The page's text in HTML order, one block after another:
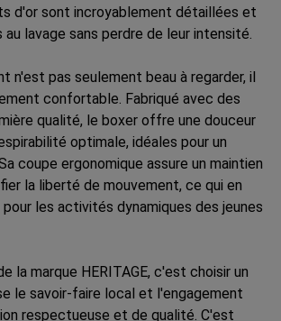
d'or sont incroyablement détaillées et
lavage sans perdre de leur intensité.
n'est pas seulement beau à regarder, il
confortable. Fabriqué avec des
qualité, le boxer offre une douceur
optimale, idéales pour un
coupe ergonomique assure un maintien
la liberté de mouvement, ce qui en
les activités dynamiques des jeunes
la marque HERITAGE, c'est choisir un
le savoir-faire local et l'engagement
respectueuse et de qualité. C'est